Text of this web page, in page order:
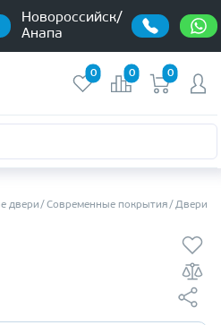
Новороссийск/
Анапа
0 0 0
двери Современные покрытия Двери